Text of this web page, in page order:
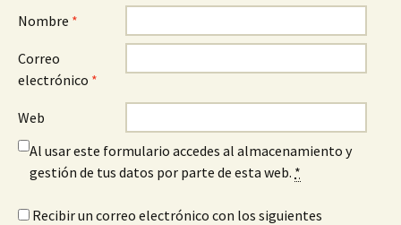
Nombre *
Correo
electrónico *
Web
Al usar este formulario accedes al almacenamiento y
gestión de tus datos por parte de esta web. *
Recibir un correo electrónico con los siguientes